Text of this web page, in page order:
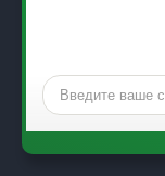
кодекса
товаров, их
2009 - 2026 ©
Политика